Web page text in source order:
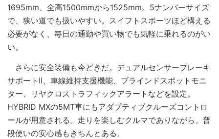
1695mm、全高1500mmから1525mm。5ナンバーサイズ
で、狭い道でも扱いやすい。スイフトスポーツほど構える
必要がなく、毎日の通勤や買い物でも気軽に乗れるのがい
い。
さらに安全装備も今どきだ。デュアルセンサーブレーキ
サポートII、車線維持支援機能、ブラインドスポットモニ
ター、リヤクロストラフィックアラートなどを設定。
HYBRID MXの5MT車にもアダプティブクルーズコントロ
ールが用意される。走りを楽しむクルマでありながら、普
段使いの安心感もきちんとある。